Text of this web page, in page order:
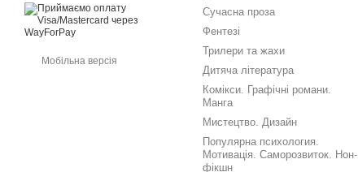
Мобільна версія
Сучасна проза
Фентезі
Трилери та жахи
Дитяча література
Комікси. Графічні романи.
Манга
Мистецтво. Дизайн
Популярна психология.
Мотивація. Саморозвиток. Нон-
фікшн